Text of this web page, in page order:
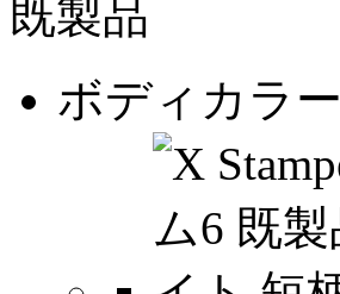
ボディカラー